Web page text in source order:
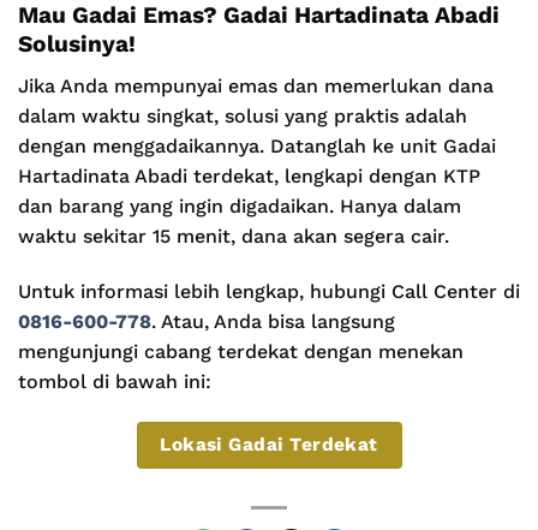
Mau Gadai Emas? Gadai Hartadinata Abadi
Solusinya!
Jika Anda mempunyai emas dan memerlukan dana
dalam waktu singkat, solusi yang praktis adalah
dengan menggadaikannya. Datanglah ke unit Gadai
Hartadinata Abadi terdekat, lengkapi dengan KTP
dan barang yang ingin digadaikan. Hanya dalam
waktu sekitar 15 menit, dana akan segera cair.
Untuk informasi lebih lengkap, hubungi Call Center di
0816-600-778. Atau, Anda bisa langsung
mengunjungi cabang terdekat dengan menekan
tombol di bawah ini:
Lokasi Gadai Terdekat